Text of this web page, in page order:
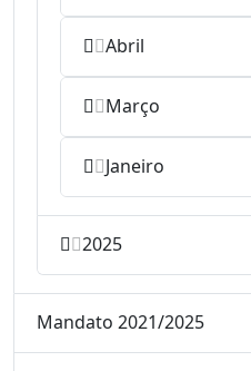
Abril
Março
Janeiro
2025
Mandato 2021/2025